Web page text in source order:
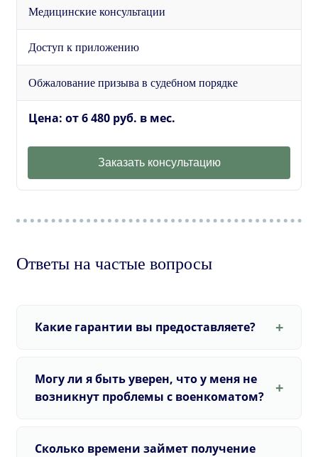
Медицинские консультации
Доступ к приложению
Обжалование призыва в судебном порядке
Цена: от 6 480 руб. в мес.
Заказать консультацию
Ответы на частые вопросы
Какие гарантии вы предоставляете?
Могу ли я быть уверен, что у меня не
возникнут проблемы с военкоматом?
Сколько времени займет получение